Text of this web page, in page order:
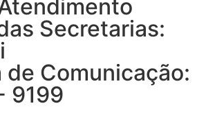
Secretarias:
de Comunicação:
9199